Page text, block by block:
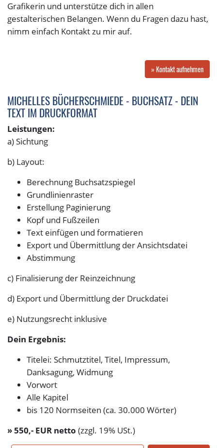
Grafikerin und unterstütze dich in allen
gestalterischen Belangen. Wenn du Fragen dazu hast,
nimm einfach Kontakt zu mir auf.
» Kontakt aufnehmen
MICHELLES BÜCHERSCHMIEDE - BUCHSATZ - DEIN
TEXT IM DRUCKFORMAT
Leistungen:
a) Sichtung
b) Layout:
Berechnung Buchsatzspiegel
Grundlinienraster
Erstellung Paginierung
Kopf und Fußzeilen
Text einfügen und formatieren
Export und Übermittlung der Ansichtsdatei
Abstimmung
c) Finalisierung der Reinzeichnung
d) Export und Übermittlung der Druckdatei
e) Nutzungsrecht inklusive
Dein Ergebnis:
Titelei: Schmutztitel, Titel, Impressum,
Danksagung, Widmung
Vorwort
Alle Kapitel
bis 120 Normseiten (ca. 30.000 Wörter)
» 550,- EUR netto (zzgl. 19% USt.)